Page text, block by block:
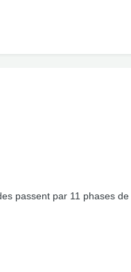
passent par 11 phases